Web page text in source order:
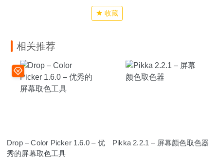
收藏
相关推荐
Drop – Color Picker 1.6.0 – 优
秀的屏幕取色工具
Pikka 2.2.1 – 屏幕颜色取色器